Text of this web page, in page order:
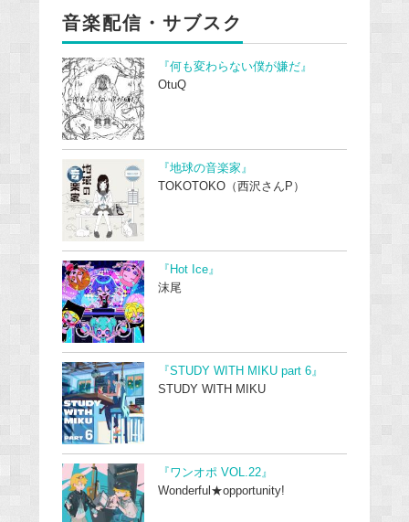
音楽配信・サブスク
『何も変わらない僕が嫌だ』
OtuQ
『地球の音楽家』
TOKOTOKO（西沢さんP）
『Hot Ice』
沫尾
『STUDY WITH MIKU part 6』
STUDY WITH MIKU
『ワンオポ VOL.22』
Wonderful★opportunity!